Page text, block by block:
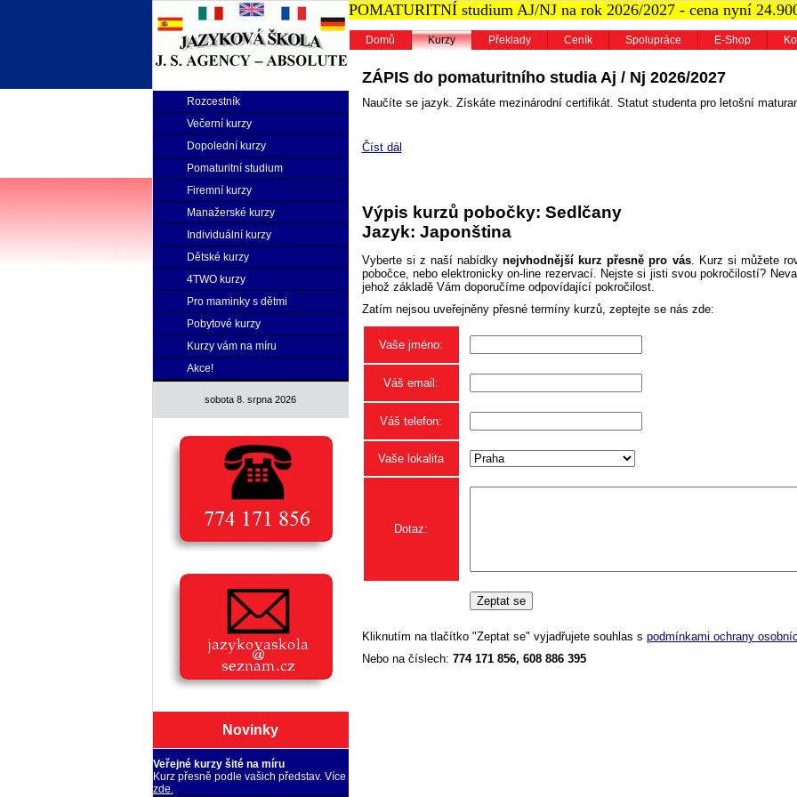
Rozcestník
Večerní kurzy
Dopolední kurzy
Pomaturitní studium
Firemní kurzy
Manažerské kurzy
Individuální kurzy
Dětské kurzy
4TWO kurzy
Pro maminky s dětmi
Pobytové kurzy
Kurzy vám na míru
Akce!
sobota 8. srpna 2026
Novinky
Veřejné kurzy šité na míru
Kurz přesně podle vašich představ. Více
zde.
POMATURITNÍ studium AJ/NJ na rok 2026/2027 - cena nyní
Domů Kurzy Překlady Ceník Spolupráce E-Shop
ZÁPIS do pomaturitního studia Aj / Nj 2026/2027
Naučíte se jazyk. Získáte mezinárodní certifikát. Statut studenta pro letošní
Číst dál
Výpis kurzů pobočky: Sedlčany
Jazyk: Japonština
Vyberte si z naší nabídkynejvhodnější kurz přesně pro vás. Kurz si můžete
pobočce, nebo elektronicky on-line rezervací. Nejste si jisti svou pokročilostí?
jehož základě Vám doporučíme odpovídající pokročilost.
Zatím nejsou uveřejněny přesné termíny kurzů, zeptejte se nás zde:
Vaše jméno:
Váš email:
Váš telefon:
Vaše lokalita
Dotaz:
Kliknutím na tlačítko "Zeptat se" vyjadřujete souhlas s podmínkami ochrany
Nebo na číslech: 774 171 856, 608 886 395